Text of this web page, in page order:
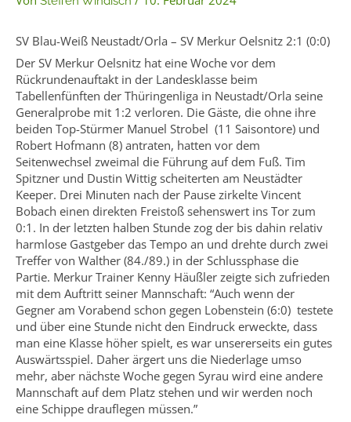
SV Blau-Weiß Neustadt/Orla – SV Merkur Oelsnitz 2:1 (0:0)
Der SV Merkur Oelsnitz hat eine Woche vor dem
Rückrundenauftakt in der Landesklasse beim
Tabellenfünften der Thüringenliga in Neustadt/Orla seine
Generalprobe mit 1:2 verloren. Die Gäste, die ohne ihre
beiden Top-Stürmer Manuel Strobel (11 Saisontore) und
Robert Hofmann (8) antraten, hatten vor dem
Seitenwechsel zweimal die Führung auf dem Fuß. Tim
Spitzner und Dustin Wittig scheiterten am Neustädter
Keeper. Drei Minuten nach der Pause zirkelte Vincent
Bobach einen direkten Freistoß sehenswert ins Tor zum
0:1. In der letzten halben Stunde zog der bis dahin relativ
harmlose Gastgeber das Tempo an und drehte durch zwei
Treffer von Walther (84./89.) in der Schlussphase die
Partie. Merkur Trainer Kenny Häußler zeigte sich zufrieden
mit dem Auftritt seiner Mannschaft: “Auch wenn der
Gegner am Vorabend schon gegen Lobenstein (6:0) testete
und über eine Stunde nicht den Eindruck erweckte, dass
man eine Klasse höher spielt, es war unsererseits ein gutes
Auswärtsspiel. Daher ärgert uns die Niederlage umso
mehr, aber nächste Woche gegen Syrau wird eine andere
Mannschaft auf dem Platz stehen und wir werden noch
eine Schippe drauflegen müssen.”